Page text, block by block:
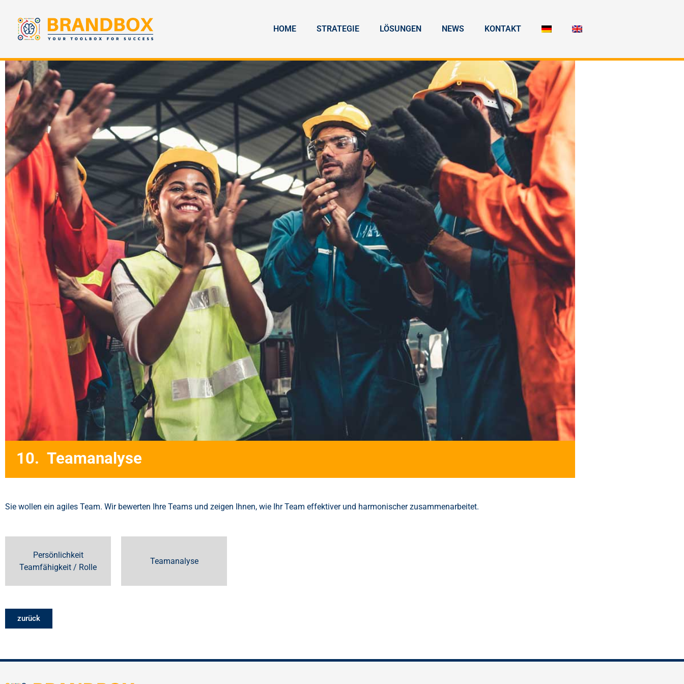
HOME STRATEGIE LÖSUNGEN NEWS KONTAKT
10. Teamanalyse
Sie wollen ein agiles Team. Wir bewerten Ihre Teams und zeigen Ihnen, wie Ihr Team effektiver und harmonischer zusammenarbeitet.
Persönlichkeit
Teamfähigkeit / Rolle
Teamanalyse
zurück